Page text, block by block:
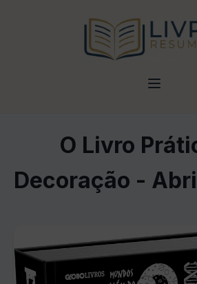
O Livro
Decoração -